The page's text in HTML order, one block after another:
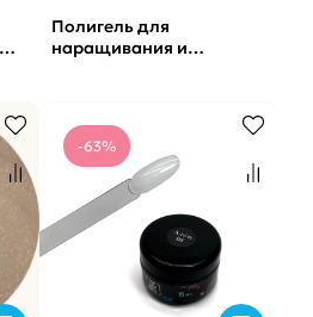
Полигель для
наращивания и
-63%